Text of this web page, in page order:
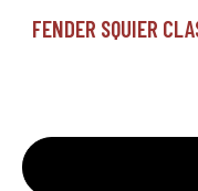
FENDER SQUIER